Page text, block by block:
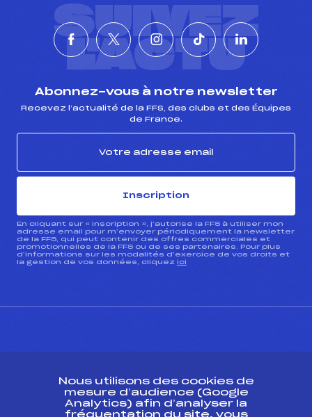
SUIVEZ
L'ACTU
Abonnez-vous à notre newsletter
Recevez l’actualité de la FFS, des clubs et des Équipes
de France.
Inscription
En cliquant sur « inscription », j’autorise la FFS à utiliser mon
adresse email pour m’envoyer périodiquement la newsletter
de la FFS, qui peut contenir des offres commerciales et
promotionnelles de la FFS ou de ses partenaires. Pour plus
d’informations sur les modalités d’exercice de vos droits et
la gestion de vos données, cliquez ici
ESPACE PRESSE
Nous utilisons des cookies de
mesure d’audience (Google
Analytics) afin d’analyser la
fréquentation du site, vous